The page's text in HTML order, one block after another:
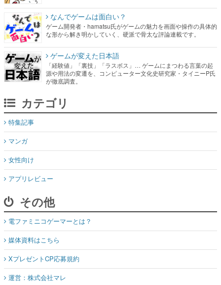
なんでゲームは面白い？
ゲーム開発者・hamatsu氏がゲームの魅力を画面や操作の具体的
な形から解き明かしていく、硬派で骨太な評論連載です。
ゲームが変えた日本語
「経験値」「裏技」「ラスボス」… ゲームにまつわる言葉の起
源や用法の変遷を、コンピューター文化史研究家・タイニーP氏
が徹底調査。
カテゴリ
特集記事
マンガ
女性向け
アプリレビュー
その他
電ファミニコゲーマーとは？
媒体資料はこちら
XプレゼントCP応募規約
運営：株式会社マレ